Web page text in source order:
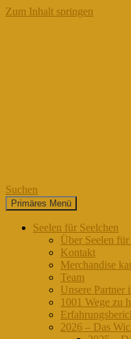
Zum Inhalt springen
Seelen für
Suchen
Primäres Menü
Seelen für Seelchen
Über Seelen für
Kontakt
Merchandise
Team
Unsere Partner
1001 Wege zu
2026 – Das